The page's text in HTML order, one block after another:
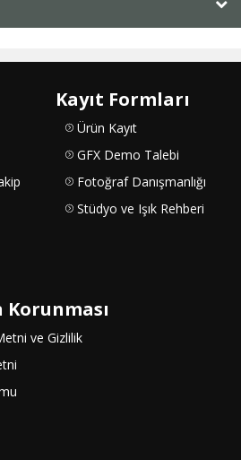
Kayıt Formları
Ürün Kayıt
GFX Demo Talebi
Fotoğraf Danışmanlığı
Stüdyo ve Işık Rehberi
ve Gizlilik